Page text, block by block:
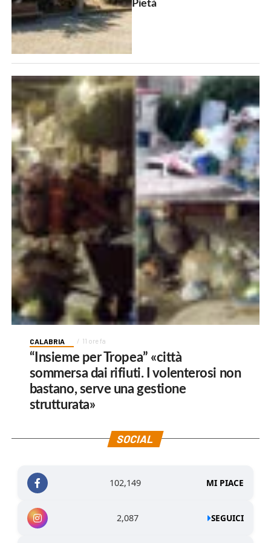
Pietà
CALABRIA 11 ore fa
“Insieme per Tropea” «città
sommersa dai rifiuti. I volenterosi non
bastano, serve una gestione
strutturata»
SOCIAL
102,149 MI PIACE
2,087 SEGUICI